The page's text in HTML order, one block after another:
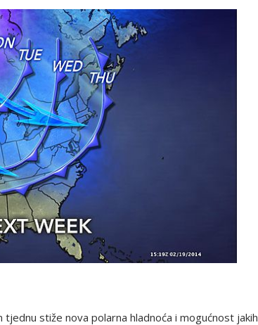
stiže nova polarna hladnoća i mogućnost jakih